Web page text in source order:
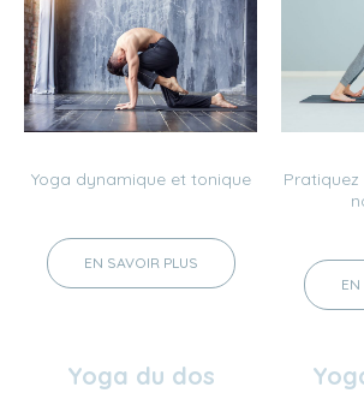
Yoga dynamique et tonique
EN SAVOIR PLUS
EN
Yoga du dos